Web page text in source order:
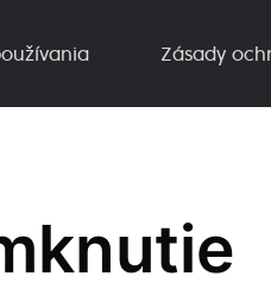
Zásady